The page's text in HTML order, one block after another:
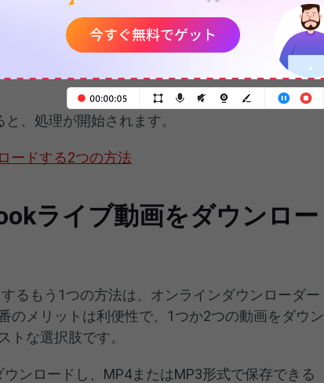
す。
、処理が開始されます。
ードする2つの方法
ライブ動画をダウンロー
るもう1つの方法は、オンラインダウンローダー
のメリットは利便性で、1つか2つの動画をダウン
トな選択肢です。
ンロードし、MP4またはMP3形式で保存できる